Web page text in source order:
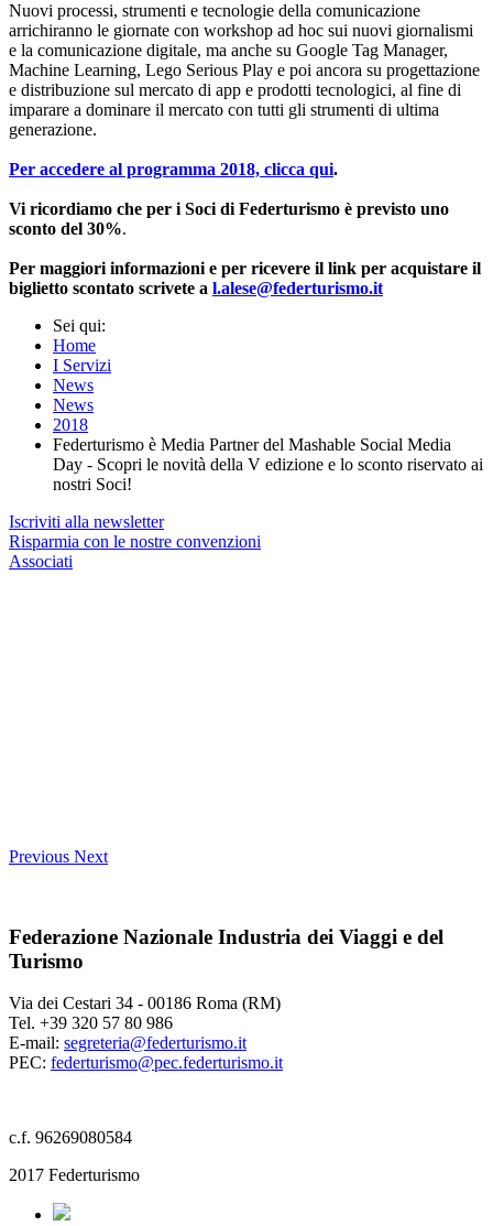
Nuovi processi, strumenti e tecnologie della comunicazione
arrichiranno le giornate con workshop ad hoc sui nuovi giornalismi
e la comunicazione digitale, ma anche su Google Tag Manager,
Machine Learning, Lego Serious Play e poi ancora su progettazione
e distribuzione sul mercato di app e prodotti tecnologici, al fine di
imparare a dominare il mercato con tutti gli strumenti di ultima
generazione.
Per accedere al programma 2018, clicca qui.
Vi ricordiamo che per i Soci di Federturismo è previsto uno
sconto del 30%.
Per maggiori informazioni e per ricevere il link per acquistare il
biglietto scontato scrivete a l.alese@federturismo.it
Sei qui:
Home
I Servizi
News
News
2018
Federturismo è Media Partner del Mashable Social Media
Day - Scopri le novità della V edizione e lo sconto riservato ai
nostri Soci!
Iscriviti alla newsletter
Risparmia con le nostre convenzioni
Associati
Previous Next
Federazione Nazionale Industria dei Viaggi e del
Turismo
Via dei Cestari 34 - 00186 Roma (RM)
Tel. +39 320 57 80 986
E-mail: segreteria@federturismo.it
PEC: federturismo@pec.federturismo.it
c.f. 96269080584
2017 Federturismo